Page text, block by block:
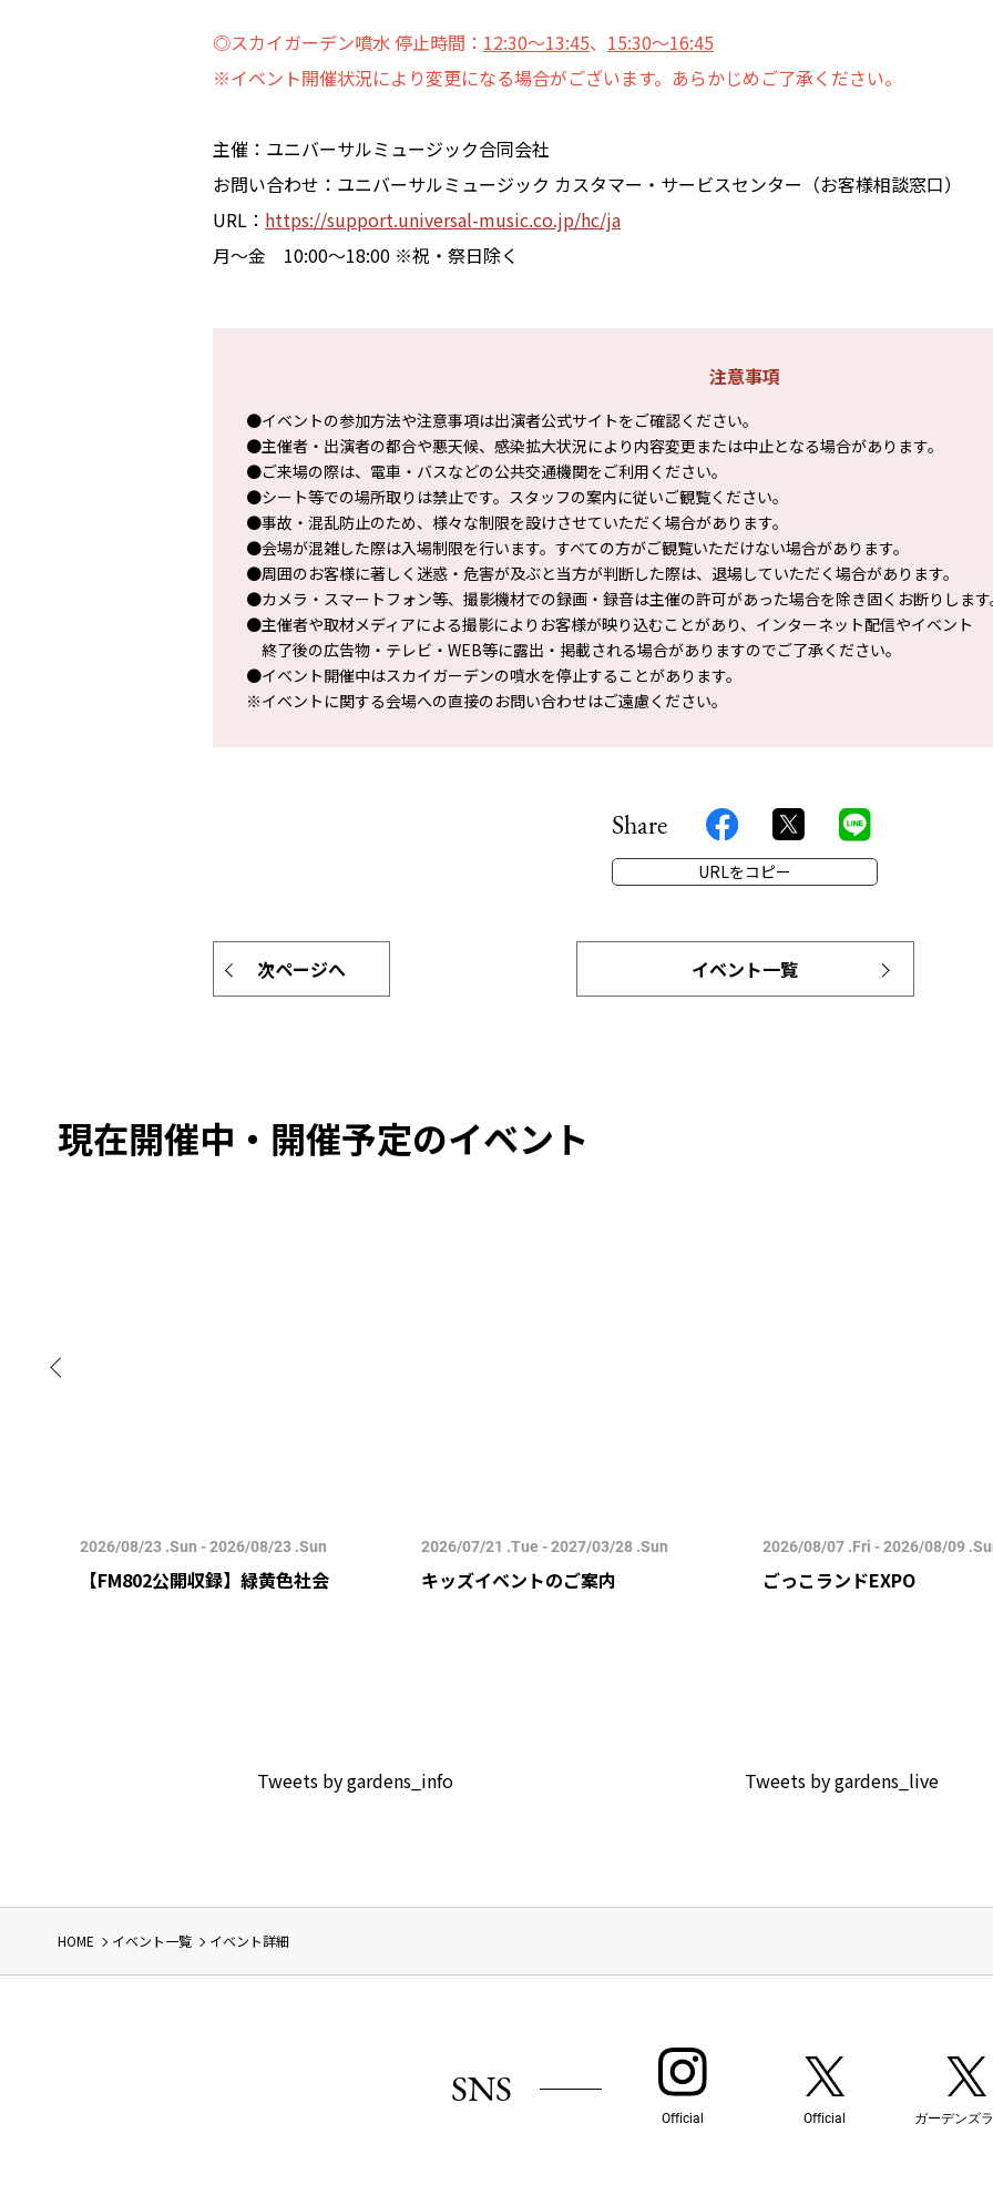
◎スカイガーデン噴水 停止時間： 12:30～13:45、 15:30～16:45
※イベント開催状況により変更になる場合がございます。あらかじめご了承ください。
主催：ユニバーサルミュージック合同会社
お問い合わせ：ユニバーサルミュージック カスタマー・サービスセンター（お客様相談窓口）
URL： https://support.universal-music.co.jp/hc/ja
月～金 10:00～18:00 ※祝・祭日除く
注意事項
●イベントの参加方法や注意事項は出演者公式サイトをご確認ください。
●主催者・出演者の都合や悪天候、感染拡大状況により内容変更または中止となる場合があります。
●ご来場の際は、電車・バスなどの公共交通機関をご利用ください。
●シート等での場所取りは禁止です。スタッフの案内に従いご観覧ください。
●事故・混乱防止のため、様々な制限を設けさせていただく場合があります。
●会場が混雑した際は入場制限を行います。すべての方がご観覧いただけない場合があります。
●周囲のお客様に著しく迷惑・危害が及ぶと当方が判断した際は、退場していただく場合があります。
●カメラ・スマートフォン等、撮影機材での録画・録音は主催の許可があった場合を除き固くお断りしま
●主催者や取材メディアによる撮影によりお客様が映り込むことがあり、インターネット配信やイベント
終了後の広告物・テレビ・WEB等に露出・掲載される場合がありますのでご了承ください。
●イベント開催中はスカイガーデンの噴水を停止することがあります。
※イベントに関する会場への直接のお問い合わせはご遠慮ください。
Share
URLをコピー
次ページへ イベント一覧
現在開催中・開催予定のイベント
2026/08/23 .Sun - 2026/08/23 .Sun
【FM802公開収録】緑黄色社会
2026/07/21 .Tue - 2027/03/28 .Sun
キッズイベントのご案内
2026/08/07 .Fri - 2026/08/09
ごっこランドEXPO
Tweets by gardens_info Tweets by gardens_live
HOME イベント一覧 イベント詳細
SNS
Official Official ガーデンズ